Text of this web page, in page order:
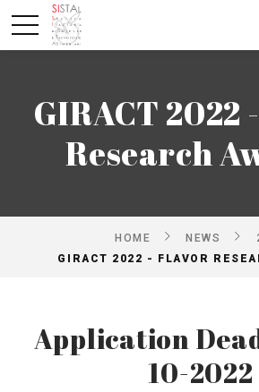
GIRACT 2022
Research
HOME NEWS
GIRACT 2022 - FLAVOR
Application
10-2022